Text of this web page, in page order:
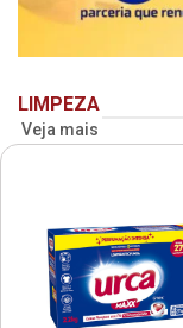
LIMPEZA
Veja mais